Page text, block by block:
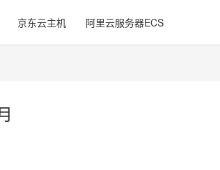
京东云主机 阿里云服务器ECS